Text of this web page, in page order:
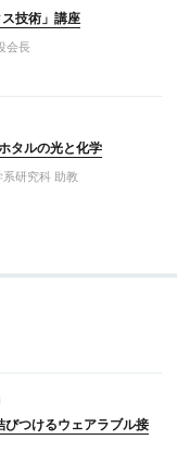
ス技術」講座
会長
タルの光と化学
研究科 助教
びつけるウェアラブル接